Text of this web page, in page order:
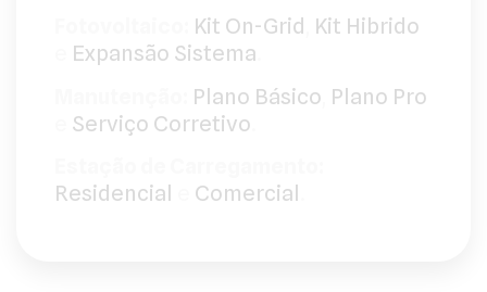
Kit On-Grid Kit Hibrido
Expansão Sistema
Plano Básico Plano Pro
Serviço Corretivo
Residencial
Comercial